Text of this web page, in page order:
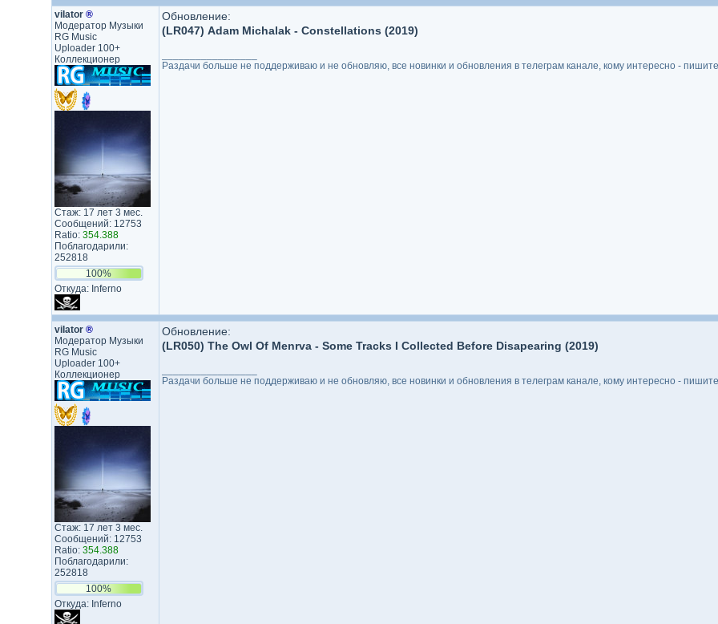
vilator ®
Модератор Музыки
RG Music
Uploader 100+
Коллекционер
Стаж: 17 лет 3 мес.
Сообщений: 12753
Ratio: 354.388
Поблагодарили:
252818
100%
Откуда: Inferno
Обновление:
(LR047) Adam Michalak - Constellations (2019)
Раздачи больше не поддерживаю и не обновляю, все новинки и обновления в телеграм канале, кому интересно - пишите
vilator ®
Модератор Музыки
RG Music
Uploader 100+
Коллекционер
Стаж: 17 лет 3 мес.
Сообщений: 12753
Ratio: 354.388
Поблагодарили:
252818
100%
Откуда: Inferno
Обновление:
(LR050) The Owl Of Menrva - Some Tracks I Collected Before Disapearing (2019)
Раздачи больше не поддерживаю и не обновляю, все новинки и обновления в телеграм канале, кому интересно - пишите